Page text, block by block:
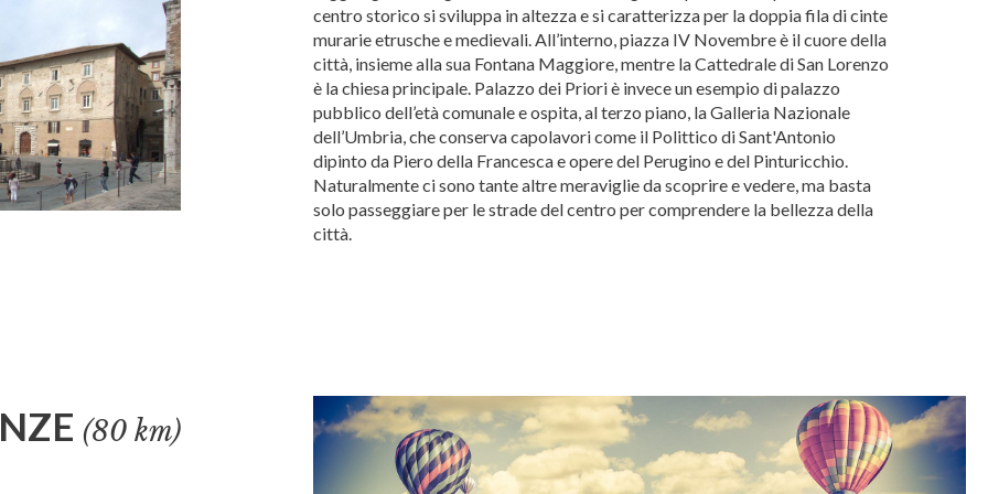
centro storico si sviluppa in altezza e si caratterizza per la doppia fila di cinte
murarie etrusche e medievali. All’interno, piazza IV Novembre è il cuore della
città, insieme alla sua Fontana Maggiore, mentre la Cattedrale di San Lorenzo
è la chiesa principale. Palazzo dei Priori è invece un esempio di palazzo
pubblico dell’età comunale e ospita, al terzo piano, la Galleria Nazionale
dell’Umbria, che conserva capolavori come il Polittico di Sant'Antonio
dipinto da Piero della Francesca e opere del Perugino e del Pinturicchio.
Naturalmente ci sono tante altre meraviglie da scoprire e vedere, ma basta
solo passeggiare per le strade del centro per comprendere la bellezza della
città.
(80 km)